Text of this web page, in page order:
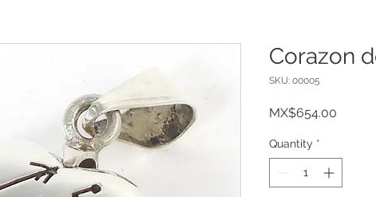
Corazon
SKU: 00005
MX$654.00
Quantity *